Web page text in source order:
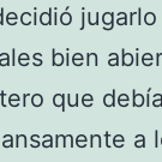
bien
que
a